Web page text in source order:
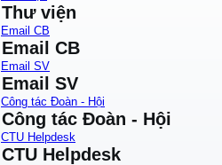
Thư viện
Email CB
Email CB
Email SV
Email SV
Công tác Đoàn - Hội
Công tác Đoàn - Hội
CTU Helpdesk
CTU Helpdesk